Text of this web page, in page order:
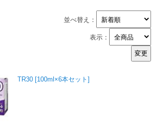
並べ替え：
表示：
TR30 [100ml×6本セット]